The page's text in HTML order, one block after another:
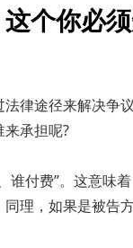
个你必须
律途径来解决争
承担呢?
付费”。这意味
理，如果是被告